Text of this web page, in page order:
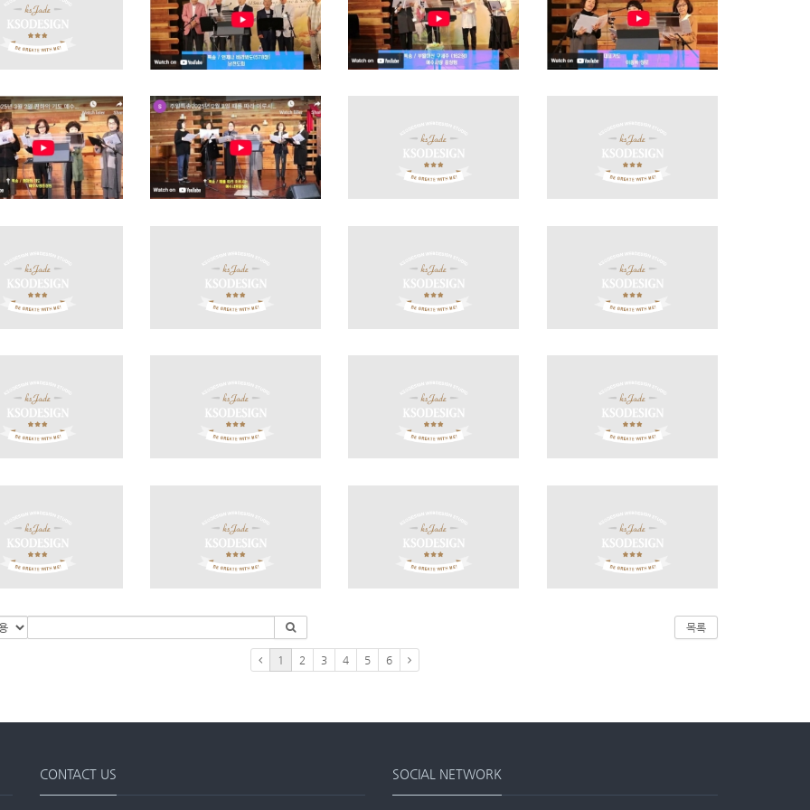
목록
1 2 3 4 5 6
CONTACT US SOCIAL NETWORK